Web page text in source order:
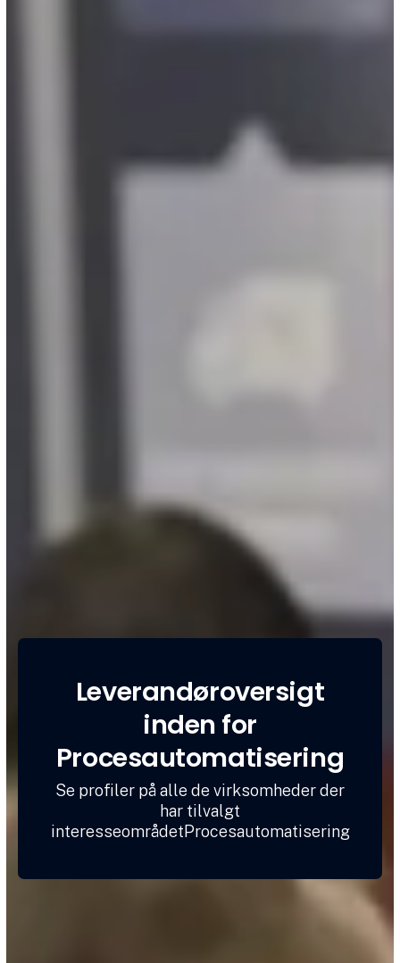
Leverandøroversigt
inden for
Procesautomatisering
Se profiler på alle de virksomheder der
har tilvalgt
interesseområdetProcesautomatisering